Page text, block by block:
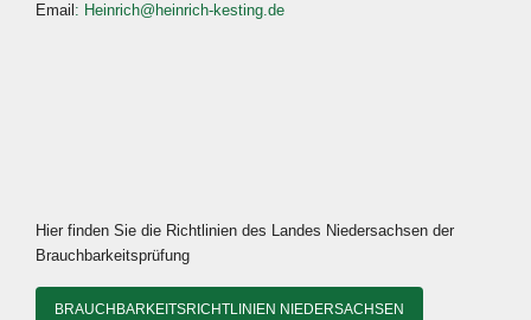
Email : Heinrich@heinrich-kesting.de
Hier finden Sie die Richtlinien des Landes Niedersachsen der
Brauchbarkeitsprüfung
BRAUCHBARKEITSRICHTLINIEN NIEDERSACHSEN